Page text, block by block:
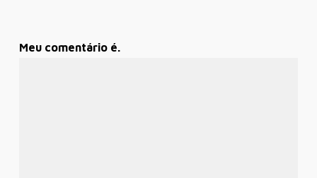
Meu comentário é.